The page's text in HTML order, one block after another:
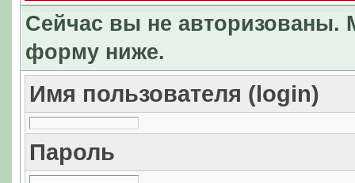
Сейчас вы не авторизованы.
форму ниже.
Имя пользователя (login)
Пароль